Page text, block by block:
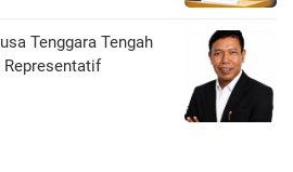
Tenggara Tengah